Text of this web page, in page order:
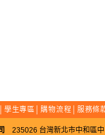
學生專區 購物流程 服務條
235026 台灣新北市中和區